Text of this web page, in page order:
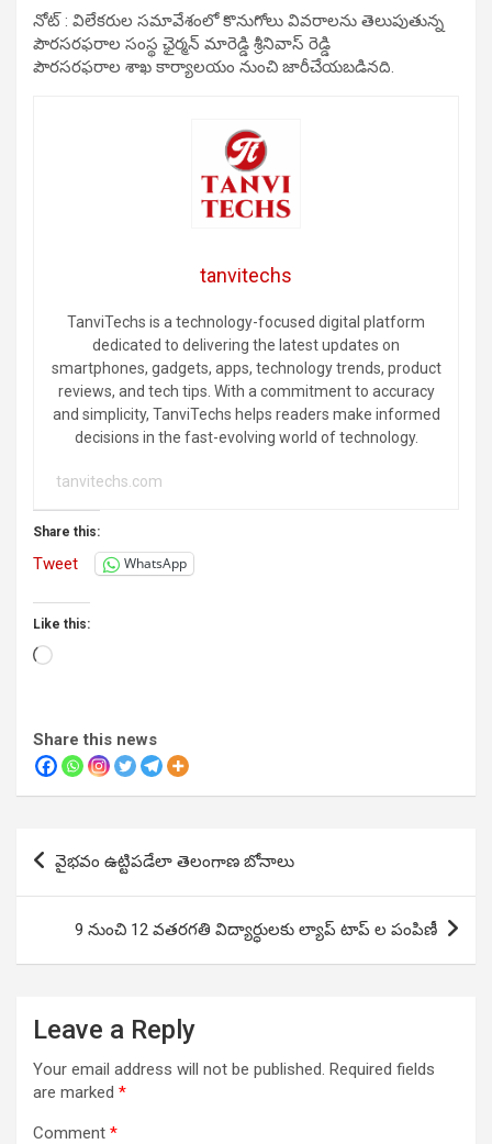
నోట్ : విలేకరుల సమావేశంలో కొనుగోలు వివరాలను తెలుపుతున్న
పౌరసరఫరాల సంస్థ ఛైర్మన్ మారెడ్డి శ్రీనివాస్ రెడ్డి
పౌరసరఫరాల శాఖ కార్యాలయం నుంచి జారీచేయబడినది.
tanvitechs
TanviTechs is a technology-focused digital platform
dedicated to delivering the latest updates on
smartphones, gadgets, apps, technology trends, product
reviews, and tech tips. With a commitment to accuracy
and simplicity, TanviTechs helps readers make informed
decisions in the fast-evolving world of technology.
tanvitechs.com
Share this:
Tweet WhatsApp
Like this:
Loading…
Share this news
Post
navigation
వైభ‌వం ఉట్టిప‌డేలా తెలంగాణ బోనాలు
9 నుంచి 12 వతరగతి విద్యార్ధులకు ల్యాప్ టాప్ ల పంపిణీ
Leave a Reply
Your email address will not be published. Required fields
are marked *
Comment *